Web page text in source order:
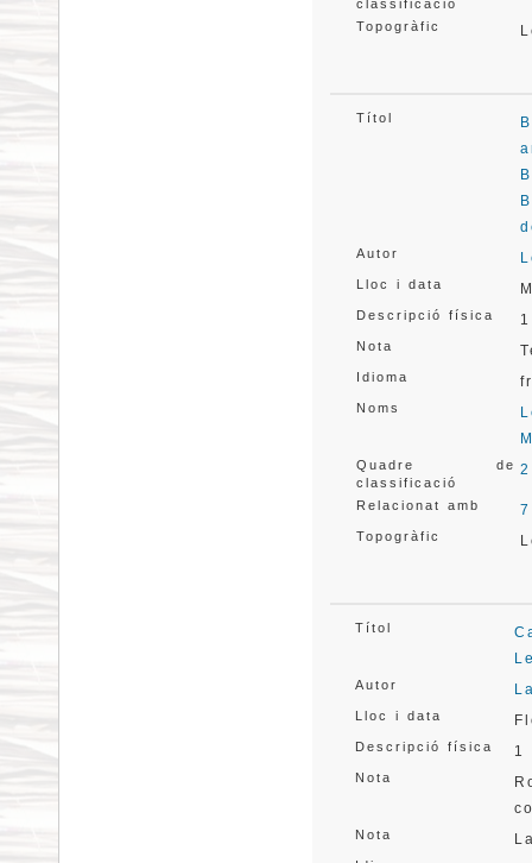
classificació
Topogràfic
Títol
Autor
Lloc i data
Descripció física
Nota
Idioma
Noms
Quadre de
classificació
Relacionat amb
Topogràfic
Títol
Autor
Lloc i data
Descripció física 1
Nota
Nota